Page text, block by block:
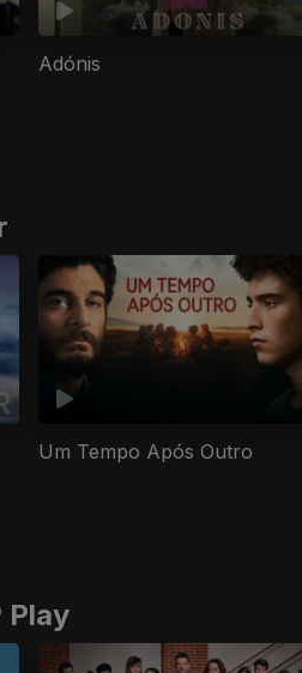
Adónis
Um Tempo Após Outro
Play